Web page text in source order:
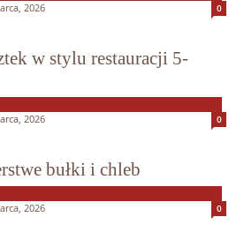
2026 0
w stylu restauracji 5-
2026 0
bułki i chleb
2026 0